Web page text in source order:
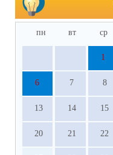
пн вт ср
1
6 7 8
13 14 15
20 21 22